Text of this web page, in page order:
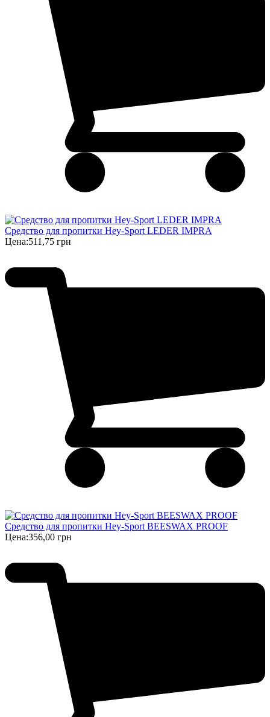
Cредство для пропитки Hey-Sport LEDER IMPRA
Цена:511,75 грн
Средство для пропитки Hey-Sport BEESWAX PROOF
Цена:356,00 грн